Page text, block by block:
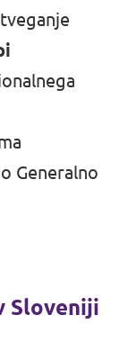
Generalno
Sloveniji